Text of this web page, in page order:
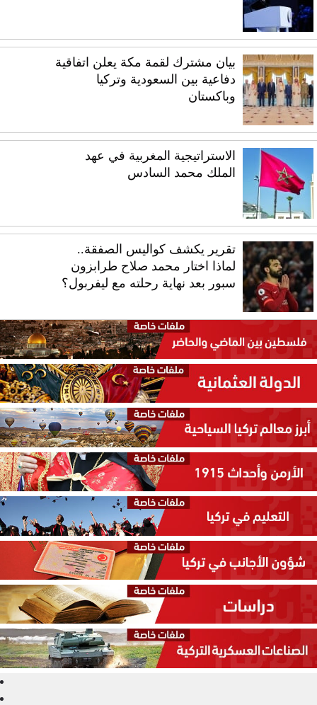
بيان مشترك لقمة مكة يعلن اتفاقية
دفاعية بين السعودية وتركيا
وباكستان
الاستراتيجية المغربية في عهد
الملك محمد السادس
تقرير يكشف كواليس الصفقة..
لماذا اختار محمد صلاح طرابزون
سبور بعد نهاية رحلته مع ليفربول؟